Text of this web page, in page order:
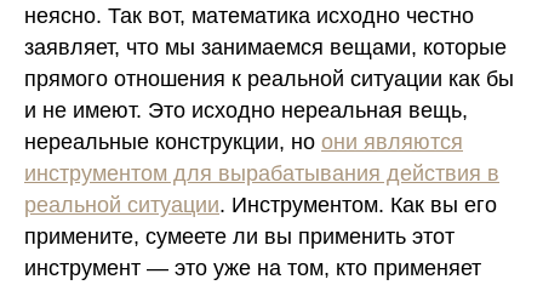
неясно. Так вот, математика исходно честно
заявляет, что мы занимаемся вещами, которые
прямого отношения к реальной ситуации как бы
и не имеют. Это исходно нереальная вещь,
нереальные конструкции, но они являются
инструментом для вырабатывания действия в
реальной ситуации. Инструментом. Как вы его
примените, сумеете ли вы применить этот
инструмент — это уже на том, кто применяет